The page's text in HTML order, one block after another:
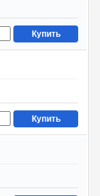
Купить
Купить